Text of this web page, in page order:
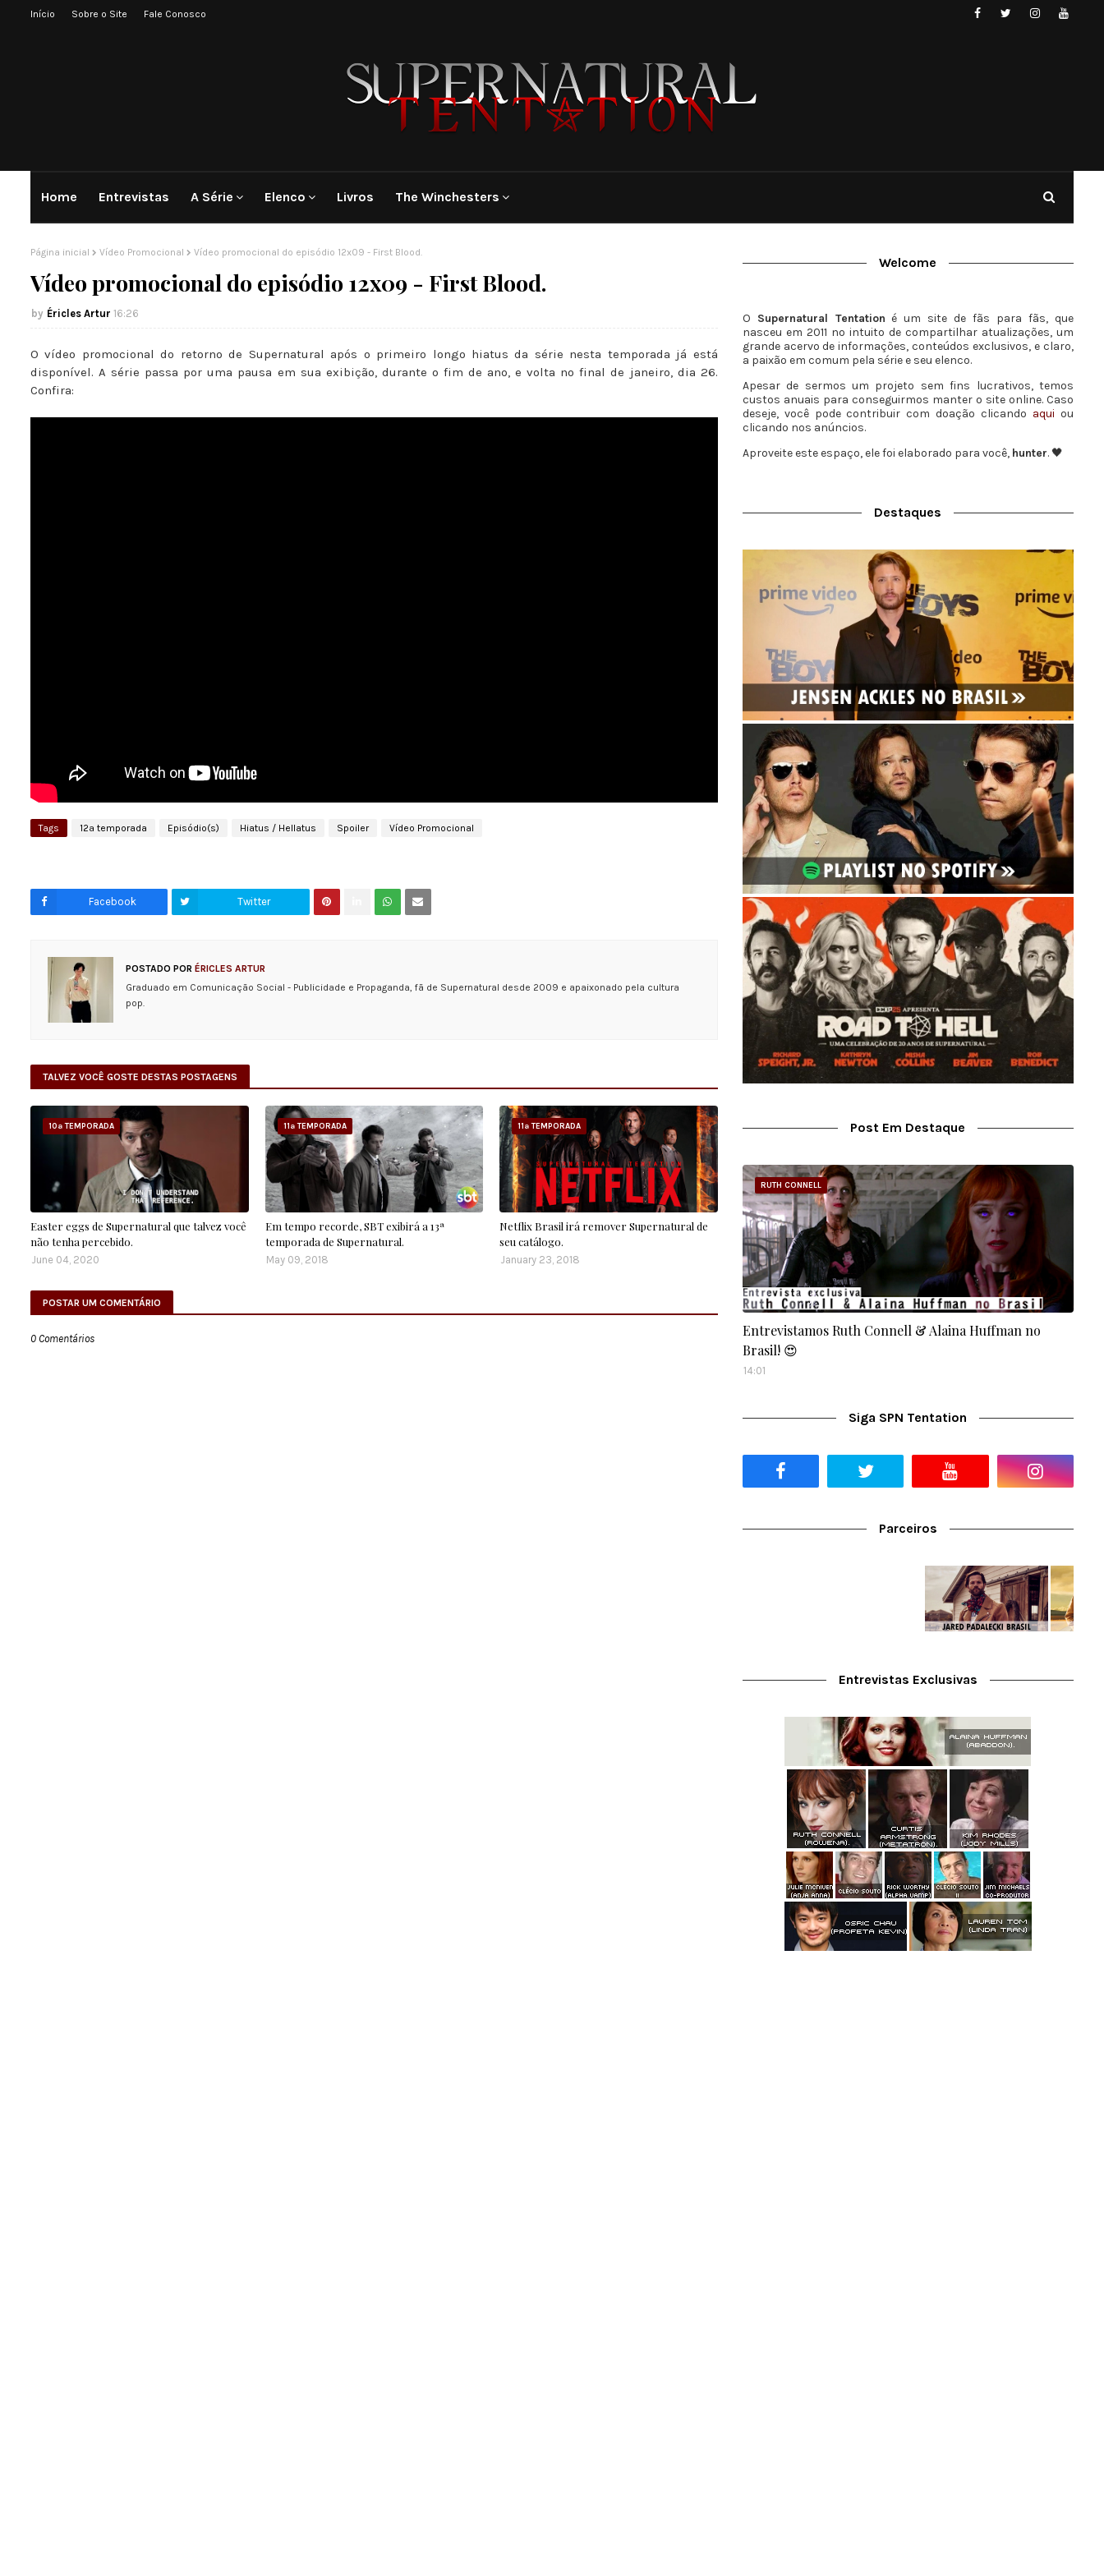
Início Sobre o Site Fale Conosco
Home Entrevistas A Série Elenco Livros The Winchesters
Página inicial Vídeo Promocional Vídeo promocional do episódio 12x09 - First Blood.
Vídeo promocional do episódio 12x09 - First Blood.
Éricles Artur 16:26
O vídeo promocional do retorno de Supernatural após o primeiro longo hiatus da série nesta temporada já está
disponível. A série passa por uma pausa em sua exibição, durante o fim de ano, e volta no final de janeiro, dia 26.
Confira:
Tags 12ª temporada Episódio(s) Hiatus / Hellatus Spoiler Vídeo Promocional
Facebook Twitter
POSTADO POR ÉRICLES ARTUR
Graduado em Comunicação Social - Publicidade e Propaganda, fã de Supernatural desde 2009 e apaixonado pela cultura
pop.
TALVEZ VOCÊ GOSTE DESTAS POSTAGENS
10ª TEMPORADA
Easter eggs de Supernatural que talvez você
não tenha percebido.
June 04, 2020
11ª TEMPORADA
Em tempo recorde, SBT exibirá a 13ª
temporada de Supernatural.
May 09, 2018
11ª TEMPORADA
Netflix Brasil irá remover Supernatural de
seu catálogo.
January 23, 2018
POSTAR UM COMENTÁRIO
0 Comentários
Welcome
O Supernatural Tentation é um site de fãs para fãs, que
nasceu em 2011 no intuito de compartilhar atualizações, um
grande acervo de informações, conteúdos exclusivos, e claro,
a paixão em comum pela série e seu elenco.
Apesar de sermos um projeto sem fins lucrativos, temos
custos anuais para conseguirmos manter o site online. Caso
deseje, você pode contribuir com doação clicando aqui ou
clicando nos anúncios.
Aproveite este espaço, ele foi elaborado para você, hunter. 🖤
Destaques
Post Em Destaque
RUTH CONNELL
Entrevistamos Ruth Connell & Alaina Huffman no
Brasil! 😍
14:01
Siga SPN Tentation
Parceiros
Entrevistas Exclusivas